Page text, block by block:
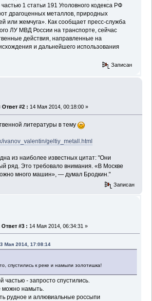
1 статьи 191 Уголовного кодекса РФ
драгоценных металлов, природных
или жемчуга». Как сообщает пресс-служба
ЛУ МВД России на транспорте, сейчас
действия, направленные на
и дальнейшего использования
Записан
Ответ #2 : 14 Мая 2014, 00:18:00 »
литературы в тему
ivanov_valentin/geltiy_metall.html
из наиболее известных цитат: "Они
ряд. Это требовало внимания. «В Москве
много машин», — думал Бродкин."
Записан
Ответ #3 : 14 Мая 2014, 06:34:31 »
Мая 2014, 17:08:14
спустились к реке и намыли золотишка!
частью - запросто спустились.
можно намыть.
рудное и аллювиальные россыпи